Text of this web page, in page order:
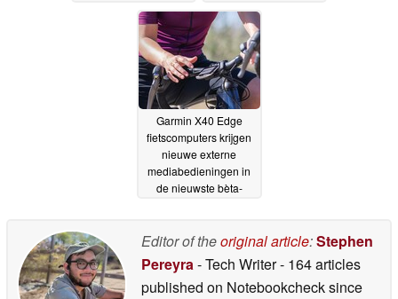
03-06-2025
Garmin X40 Edge
fietscomputers krijgen
nieuwe externe
mediabedieningen in
de nieuwste bèta-
Editor of theoriginal article:Stephen
Pereyra- Tech Writer- 164 articles
published on Notebookchecksince